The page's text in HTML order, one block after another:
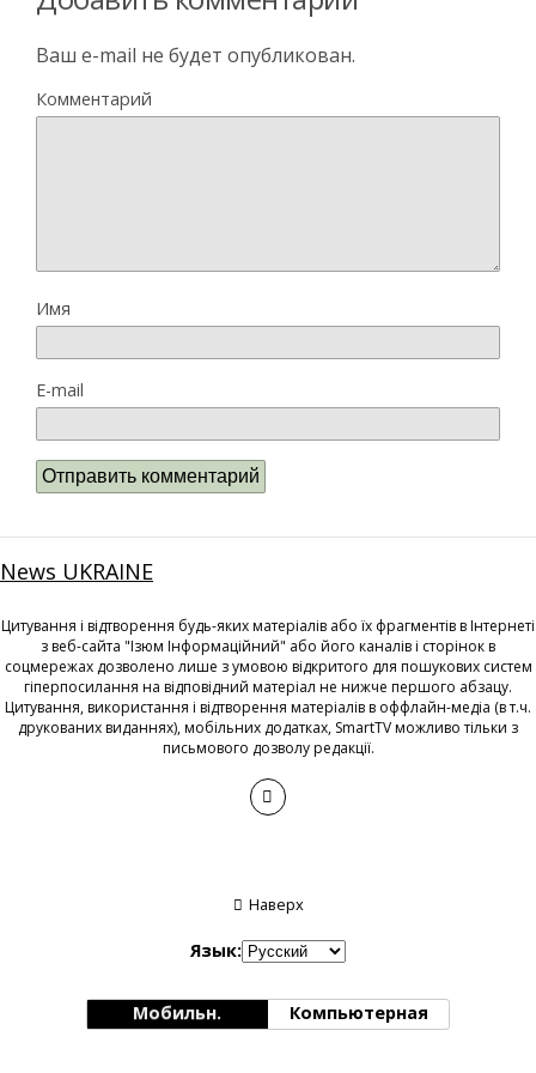
Ваш e-mail не будет опубликован.
Комментарий
Имя
E-mail
News UKRAINE
Цитування і відтворення будь-яких матеріалів або їх фрагментів в Інтернеті
з веб-сайта "Ізюм Інформаційний" або його каналів і сторінок в
соцмережах дозволено лише з умовою відкритого для пошукових систем
гіперпосилання на відповідний матеріал не нижче першого абзацу.
Цитування, використання і відтворення матеріалів в оффлайн-медіа (в т.ч.
друкованих виданнях), мобільних додатках, SmartTV можливо тільки з
письмового дозволу редакції.
Наверх
Язык:
Мобильн. Компьютерная